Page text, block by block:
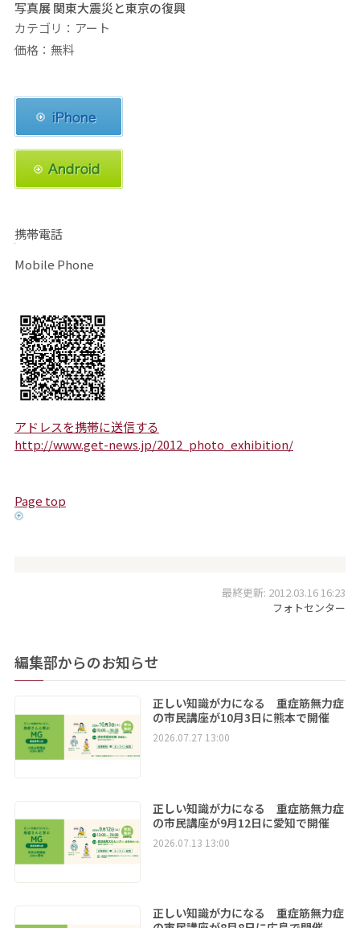
写真展 関東大震災と東京の復興
カテゴリ：アート
価格：無料
携帯電話
Mobile Phone
アドレスを携帯に送信する
http://www.get-news.jp/2012_photo_exhibition/
Page top
最終更新: 2012.03.16 16:23
フォトセンター
編集部からのお知らせ
正しい知識が力になる 重症筋無力症
の市民講座が10月3日に熊本で開催
2026.07.27 13:00
正しい知識が力になる 重症筋無力症
の市民講座が9月12日に愛知で開催
2026.07.13 13:00
正しい知識が力になる 重症筋無力症